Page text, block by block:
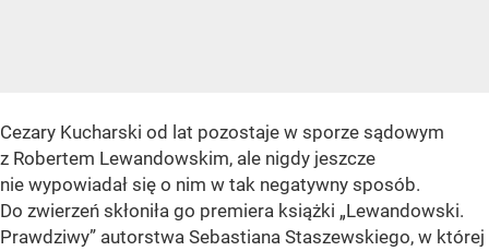
Cezary Kucharski od lat pozostaje w sporze sądowym
z Robertem Lewandowskim, ale nigdy jeszcze
nie wypowiadał się o nim w tak negatywny sposób.
Do zwierzeń skłoniła go premiera książki „Lewandowski.
Prawdziwy” autorstwa Sebastiana Staszewskiego, w której